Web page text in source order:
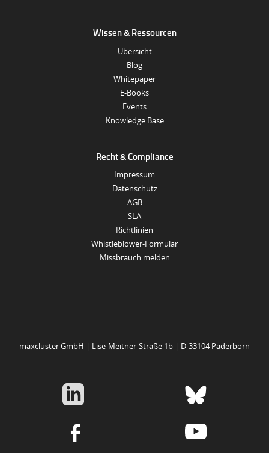
Wissen & Ressourcen
Übersicht
Blog
Whitepaper
E-Books
Events
Knowledge Base
Recht & Compliance
Impressum
Datenschutz
AGB
SLA
Richtlinien
Whistleblower-Formular
Missbrauch melden
maxcluster GmbH | Lise-Meitner-Straße 1b | D-33104 Paderborn